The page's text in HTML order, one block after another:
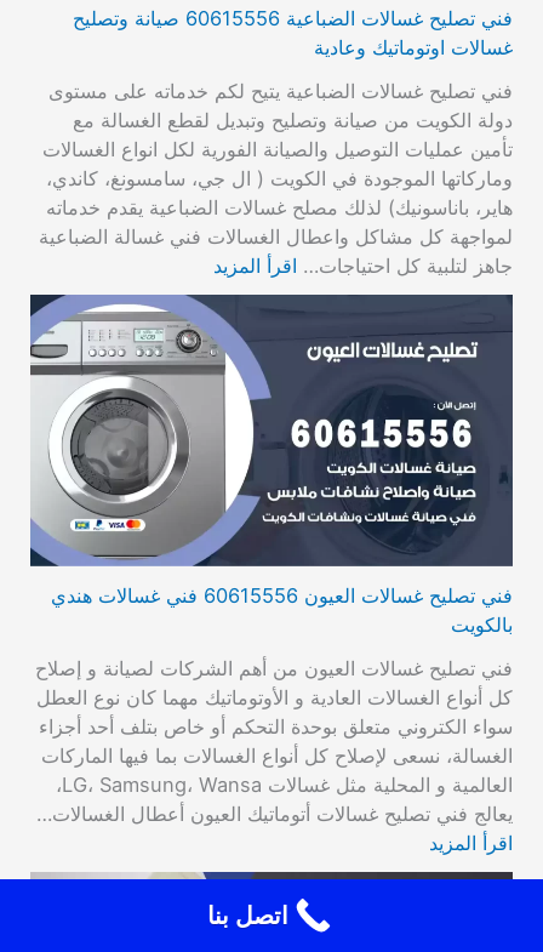
فني تصليح غسالات الضباعية 60615556 صيانة وتصليح
غسالات اوتوماتيك وعادية
فني تصليح غسالات الضباعية يتيح لكم خدماته على مستوى
دولة الكويت من صيانة وتصليح وتبديل لقطع الغسالة مع
تأمين عمليات التوصيل والصيانة الفورية لكل انواع الغسالات
وماركاتها الموجودة في الكويت ( ال جي، سامسونغ، كاندي،
هاير، باناسونيك) لذلك مصلح غسالات الضباعية يقدم خدماته
لمواجهة كل مشاكل واعطال الغسالات فني غسالة الضباعية
جاهز لتلبية كل احتياجات… اقرأ المزيد
فني تصليح غسالات العيون 60615556 فني غسالات هندي
بالكويت
فني تصليح غسالات العيون من أهم الشركات لصيانة و إصلاح
كل أنواع الغسالات العادية و الأوتوماتيك مهما كان نوع العطل
سواء الكتروني متعلق بوحدة التحكم أو خاص بتلف أحد أجزاء
الغسالة، نسعى لإصلاح كل أنواع الغسالات بما فيها الماركات
العالمية و المحلية مثل غسالات LG، Samsung، Wansa،
يعالج فني تصليح غسالات أتوماتيك العيون أعطال الغسالات…
اقرأ المزيد
اتصل بنا